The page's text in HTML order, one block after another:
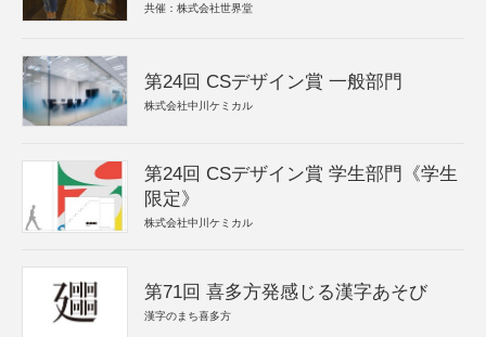
共催：株式会社世界堂
第24回 CSデザイン賞 一般部門
株式会社中川ケミカル
第24回 CSデザイン賞 学生部門《学生
限定》
株式会社中川ケミカル
第71回 喜多方発感じる漢字あそび
漢字のまち喜多方